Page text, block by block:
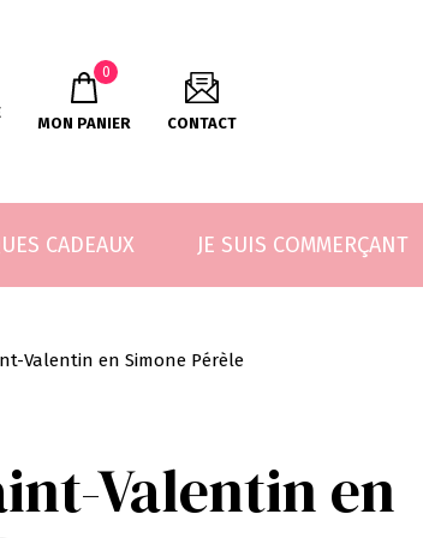
0
MON PANIER CONTACT
CADEAUX JE SUIS COMMERÇANT
Valentin en Simone Pérèle
Valentin en